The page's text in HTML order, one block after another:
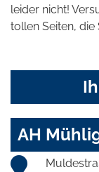
leider nicht!
tollen Seiten, die
AH